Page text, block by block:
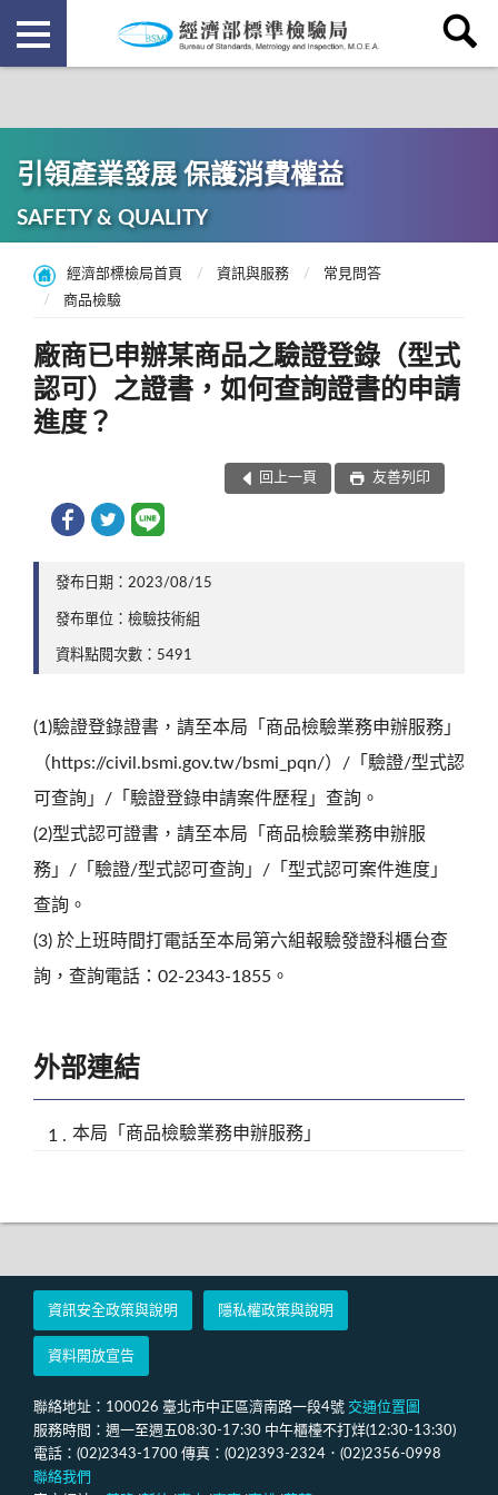
引領產業發展 保護消費權益
SAFETY & QUALITY
經濟部標檢局首頁 資訊與服務
常見問答
商品檢驗
廠商已申辦某商品之驗證登錄（型式
認可）之證書，如何查詢證書的申請
進度？
回上一頁 友善列印
發布日期：2023/08/15
發布單位：檢驗技術組
資料點閱次數：5491
(1)驗證登錄證書，請至本局「商品檢驗業務申辦服務」
（https://civil.bsmi.gov.tw/bsmi_pqn/）/「驗證/型式認
可查詢」/「驗證登錄申請案件歷程」查詢。
(2)型式認可證書，請至本局「商品檢驗業務申辦服
務」/「驗證/型式認可查詢」/「型式認可案件進度」
查詢。
(3) 於上班時間打電話至本局第六組報驗發證科櫃台查
詢，查詢電話：02-2343-1855。
外部連結
本局「商品檢驗業務申辦服務」
資訊安全政策與說明 隱私權政策與說明
資料開放宣告
聯絡地址：100026 臺北市中正區濟南路一段4號 交通位置圖
服務時間：週一至週五08:30-17:30 中午櫃檯不打烊(12:30-13:30)
電話：(02)2343-1700 傳真：(02)2393-2324．(02)2356-0998
聯絡我們